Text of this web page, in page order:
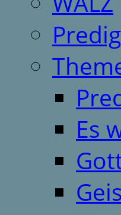
Es